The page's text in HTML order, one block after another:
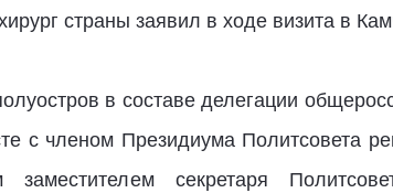
страны заявил в ходе визита в
в составе делегации
с членом Президиума Политсовета
секретаря